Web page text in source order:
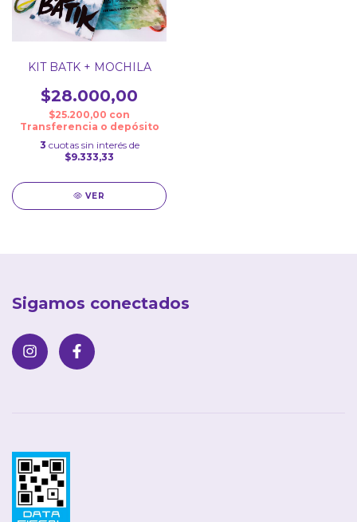
KIT BATK + MOCHILA
$28.000,00
$25.200,00 con
Transferencia o depósito
3 cuotas sin interés de
$9.333,33
VER
Sigamos conectados